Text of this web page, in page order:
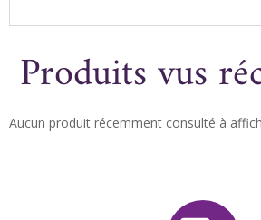
Produits vus
Aucun produit récemment consulté à